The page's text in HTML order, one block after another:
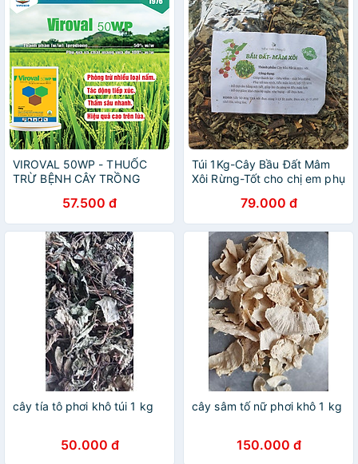
VIROVAL 50WP - THUỐC
TRỪ BỆNH CÂY TRỒNG
57.500 đ
Túi 1Kg-Cây Bầu Đất Mâm
Xôi Rừng-Tốt cho chị em phụ
79.000 đ
cây tía tô phơi khô túi 1 kg
50.000 đ
cây sâm tố nữ phơi khô 1 kg
150.000 đ